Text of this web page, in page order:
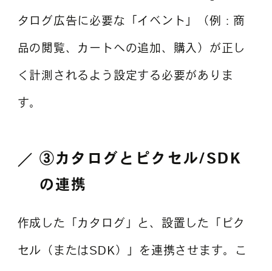
タログ広告に必要な「イベント」（例：商
品の閲覧、カートへの追加、購入）が正し
く計測されるよう設定する必要がありま
す。
③カタログとピクセル/SDK
の連携
作成した「カタログ」と、設置した「ピク
セル（またはSDK）」を連携させます。こ